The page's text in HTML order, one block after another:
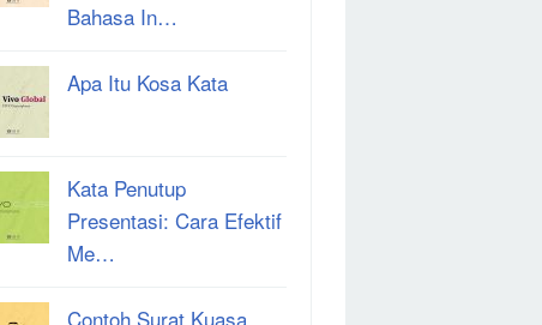
Bahasa In…
Apa Itu Kosa Kata
Kata Penutup
Presentasi: Cara Efektif
Me…
Contoh Surat Kuasa